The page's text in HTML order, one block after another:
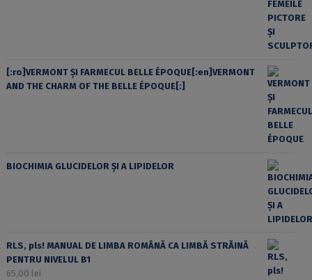
[:ro]VERMONT ȘI FARMECUL BELLE ÉPOQUE[:en]VERMONT
AND THE CHARM OF THE BELLE ÉPOQUE[:]
BIOCHIMIA GLUCIDELOR ȘI A LIPIDELOR
RLS, pls! MANUAL DE LIMBA ROMÂNĂ CA LIMBĂ STRĂINĂ
PENTRU NIVELUL B1
65,00 lei